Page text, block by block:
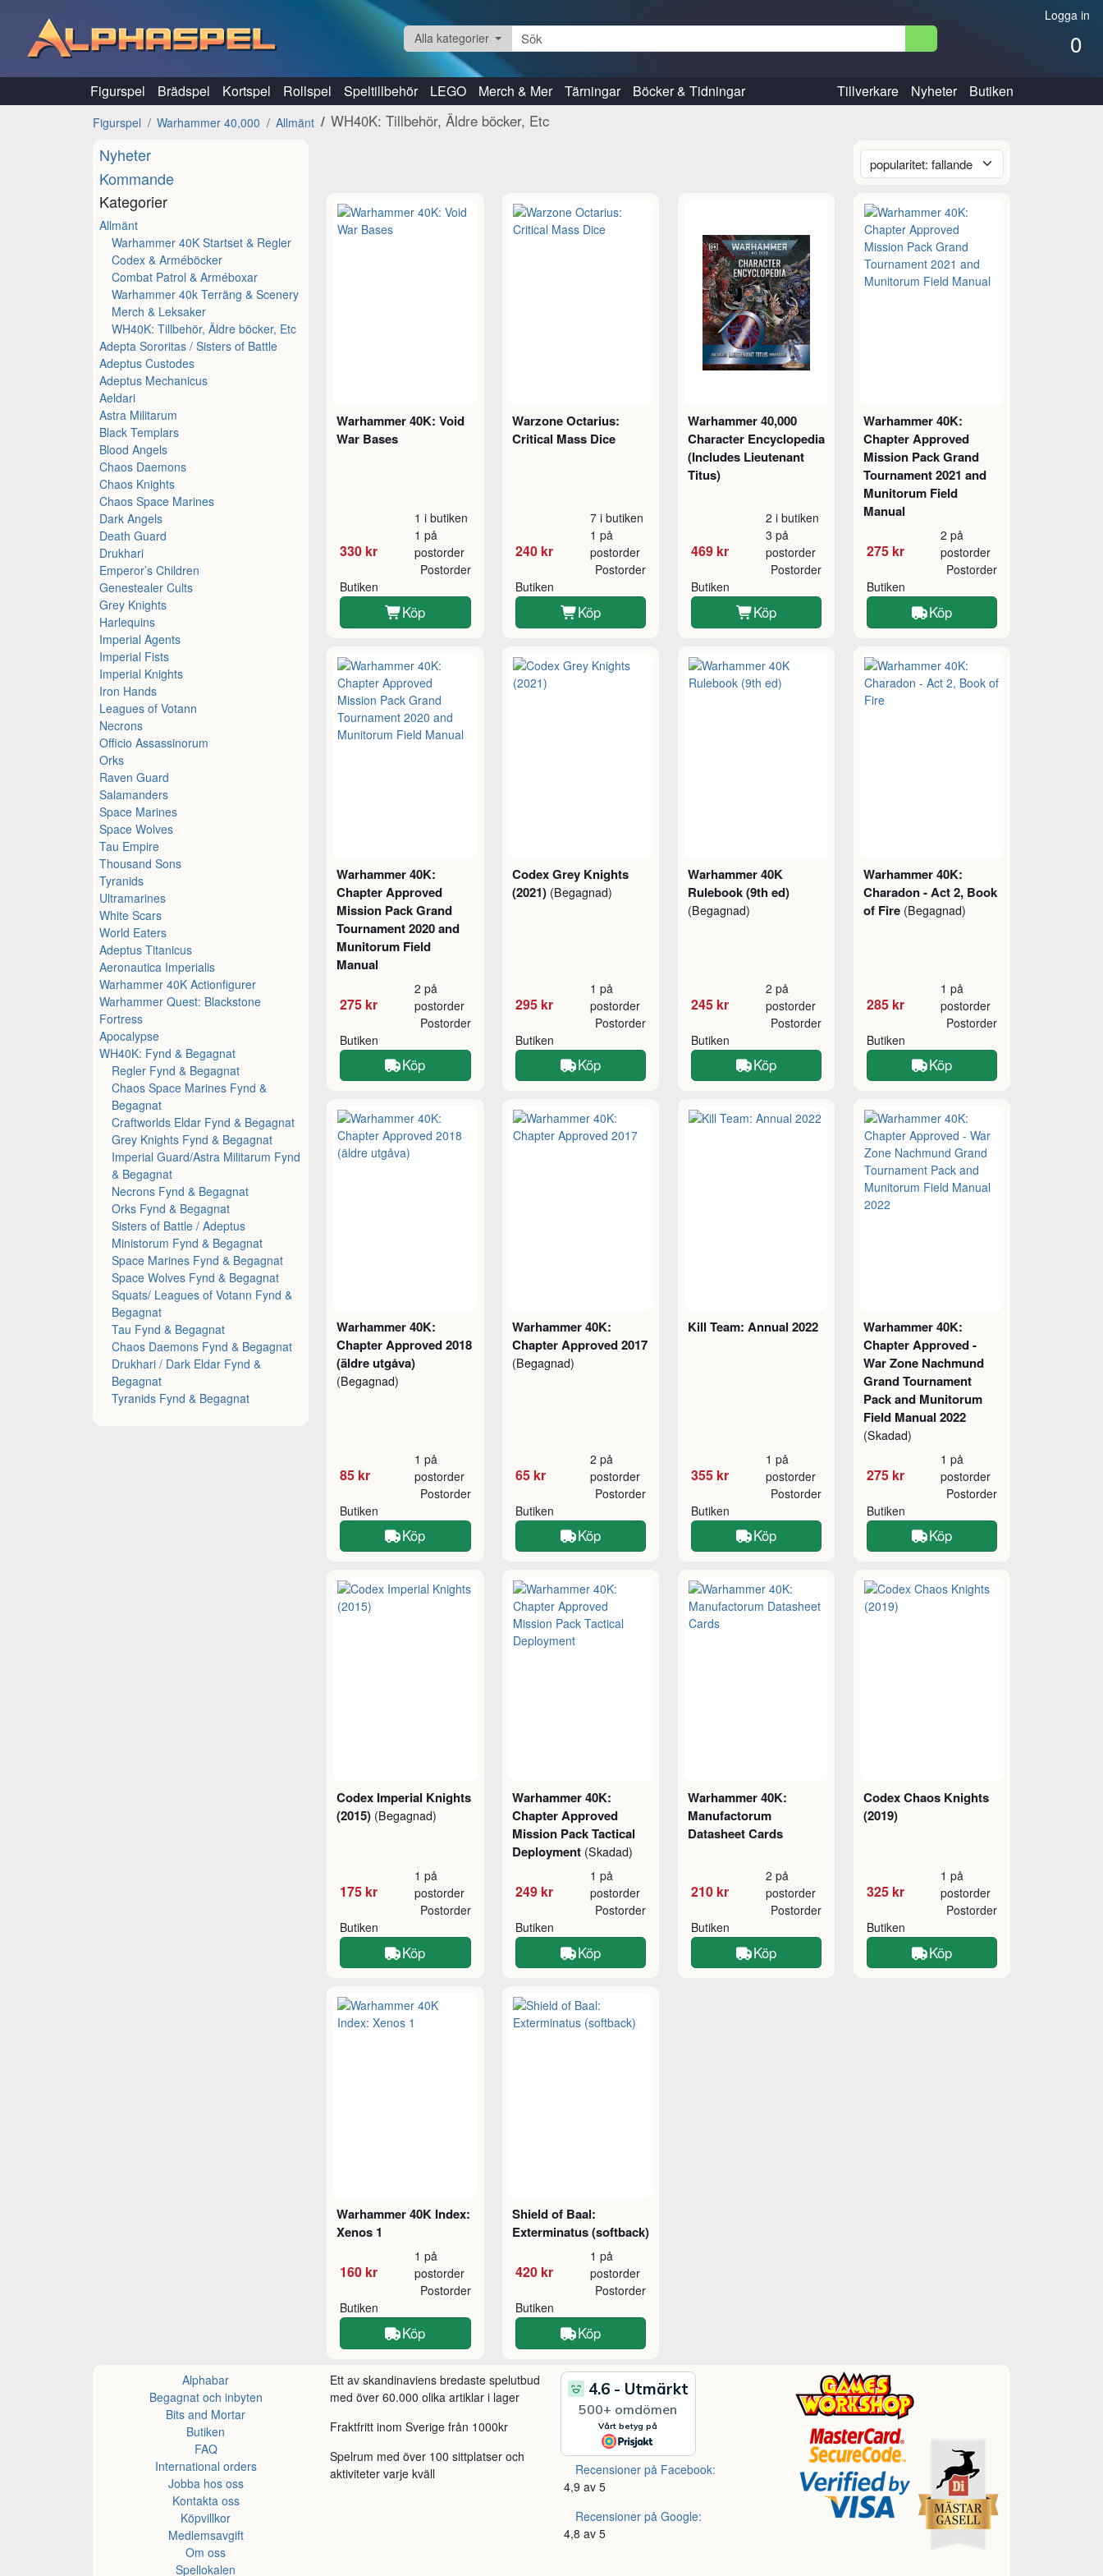
Logga in
0
Alla kategorier
Figurspel Brädspel Kortspel Rollspel Speltillbehör LEGO Merch & Mer Tärningar Böcker & Tidningar Tillverkare Nyheter Butiken
Figurspel Warhammer 40,000 Allmänt WH40K: Tillbehör, Äldre böcker, Etc
Nyheter
Kommande
Kategorier
Allmänt
Warhammer 40K Startset & Regler
Codex & Arméböcker
Combat Patrol & Arméboxar
Warhammer 40k Terräng & Scenery
Merch & Leksaker
WH40K: Tillbehör, Äldre böcker, Etc
Adepta Sororitas / Sisters of Battle
Adeptus Custodes
Adeptus Mechanicus
Aeldari
Astra Militarum
Black Templars
Blood Angels
Chaos Daemons
Chaos Knights
Chaos Space Marines
Dark Angels
Death Guard
Drukhari
Emperor’s Children
Genestealer Cults
Grey Knights
Harlequins
Imperial Agents
Imperial Fists
Imperial Knights
Iron Hands
Leagues of Votann
Necrons
Officio Assassinorum
Orks
Raven Guard
Salamanders
Space Marines
Space Wolves
Tau Empire
Thousand Sons
Tyranids
Ultramarines
White Scars
World Eaters
Adeptus Titanicus
Aeronautica Imperialis
Warhammer 40K Actionfigurer
Warhammer Quest: Blackstone
Fortress
Apocalypse
WH40K: Fynd & Begagnat
Regler Fynd & Begagnat
Chaos Space Marines Fynd &
Begagnat
Craftworlds Eldar Fynd & Begagnat
Grey Knights Fynd & Begagnat
Imperial Guard/Astra Militarum Fynd
& Begagnat
Necrons Fynd & Begagnat
Orks Fynd & Begagnat
Sisters of Battle / Adeptus
Ministorum Fynd & Begagnat
Space Marines Fynd & Begagnat
Space Wolves Fynd & Begagnat
Squats/ Leagues of Votann Fynd &
Begagnat
Tau Fynd & Begagnat
Chaos Daemons Fynd & Begagnat
Drukhari / Dark Eldar Fynd &
Begagnat
Tyranids Fynd & Begagnat
Warhammer 40K: Void
War Bases
330 kr
1 i butiken
1 på
postorder
Butiken
Postorder
Köp
Warzone Octarius:
Critical Mass Dice
240 kr
7 i butiken
1 på
postorder
Butiken
Postorder
Köp
Warhammer 40,000
Character Encyclopedia
(Includes Lieutenant
Titus)
469 kr
2 i butiken
3 på
postorder
Butiken
Postorder
Köp
Warhammer 40K:
Chapter Approved
Mission Pack Grand
Tournament 2021 and
Munitorum Field
Manual
275 kr
2 på
postorder
Butiken
Postorder
Köp
Warhammer 40K:
Chapter Approved
Mission Pack Grand
Tournament 2020 and
Munitorum Field
Manual
275 kr
2 på
postorder
Butiken
Postorder
Köp
Codex Grey Knights
(2021) (Begagnad)
295 kr
1 på
postorder
Butiken
Postorder
Köp
Warhammer 40K
Rulebook (9th ed)
(Begagnad)
245 kr
2 på
postorder
Butiken
Postorder
Köp
Warhammer 40K:
Charadon - Act 2, Book
of Fire (Begagnad)
285 kr
1 på
postorder
Butiken
Postorder
Köp
Warhammer 40K:
Chapter Approved 2018
(äldre utgåva)
(Begagnad)
85 kr
1 på
postorder
Butiken
Postorder
Köp
Warhammer 40K:
Chapter Approved 2017
(Begagnad)
65 kr
2 på
postorder
Butiken
Postorder
Köp
Kill Team: Annual 2022
355 kr
1 på
postorder
Butiken
Postorder
Köp
Warhammer 40K:
Chapter Approved -
War Zone Nachmund
Grand Tournament
Pack and Munitorum
Field Manual 2022
(Skadad)
275 kr
1 på
postorder
Butiken
Postorder
Köp
Codex Imperial Knights
(2015) (Begagnad)
175 kr
1 på
postorder
Butiken
Postorder
Köp
Warhammer 40K:
Chapter Approved
Mission Pack Tactical
Deployment (Skadad)
249 kr
1 på
postorder
Butiken
Postorder
Köp
Warhammer 40K:
Manufactorum
Datasheet Cards
210 kr
2 på
postorder
Butiken
Postorder
Köp
Codex Chaos Knights
(2019)
325 kr
1 på
postorder
Butiken
Postorder
Köp
Warhammer 40K Index:
Xenos 1
160 kr
1 på
postorder
Butiken
Postorder
Köp
Shield of Baal:
Exterminatus (softback)
420 kr
1 på
postorder
Butiken
Postorder
Köp
Alphabar
Begagnat och inbyten
Bits and Mortar
Butiken
FAQ
International orders
Jobba hos oss
Kontakta oss
Köpvillkor
Medlemsavgift
Om oss
Spellokalen
Ett av skandinaviens bredaste spelutbud
med över 60.000 olika artiklar i lager
Fraktfritt inom Sverige från 1000kr
Spelrum med över 100 sittplatser och
aktiviteter varje kväll
Recensioner på Facebook:
4,9 av 5
Recensioner på Google:
4,8 av 5